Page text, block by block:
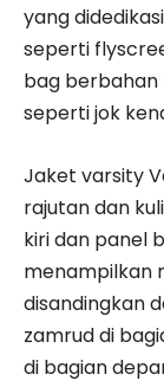
yang
seperti
bag berbahan
seperti jok
Jaket varsity
rajutan dan
kiri dan panel
menampilkan
disandingkan
zamrud di
di bagian